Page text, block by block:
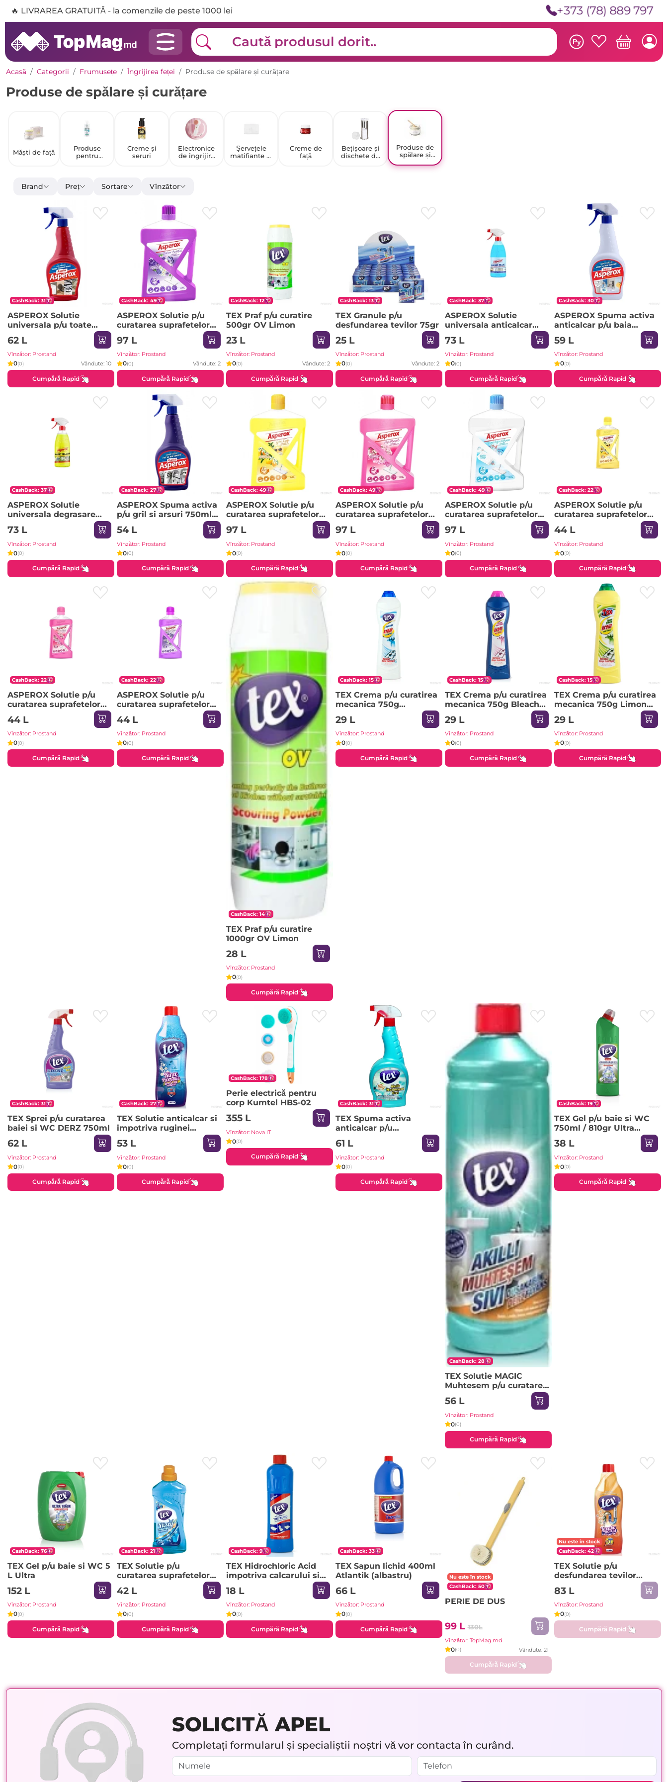
🔥 LIVRAREA GRATUITĂ - la comenzile de peste 1000 lei +373 (78) 889 797
Ру
Acasă Categorii Frumusețe Îngrijirea feței Produse de spălare și curățare
Produse de spălare și curățare
Măști de față
Produse
pentru
Creme și
seruri
Electronice
de îngrijire
Șervețele
matifiante și
Creme de
față
Bețișoare și
dischete de
Produse de
spălare și
Brand Preț Sortare Vînzător
CashBack: 31
ASPEROX Solutie
universala p/u toate
suprafete 750ml /rosu/
62 L
Vînzător: Prostand
0(0) Vândute: 10
Cumpără Rapid
CashBack: 49
ASPEROX Solutie p/u
curatarea suprafetelor
2500ml Violet & Jasmin
(violet) 8024
97 L
Vînzător: Prostand
0(0) Vândute: 2
Cumpără Rapid
CashBack: 12
TEX Praf p/u curatire
500gr OV Limon
23 L
Vînzător: Prostand
0(0) Vândute: 2
Cumpără Rapid
CashBack: 13
TEX Granule p/u
desfundarea tevilor 75gr
25 L
Vînzător: Prostand
0(0) Vândute: 2
Cumpără Rapid
CashBack: 37
ASPEROX Solutie
universala anticalcar
Magic Blue Ultra1000 ml
73 L
Vînzător: Prostand
0(0)
Cumpără Rapid
CashBack: 30
ASPEROX Spuma activa
anticalcar p/u baia
750ml /alb/
59 L
Vînzător: Prostand
0(0)
Cumpără Rapid
CashBack: 37
ASPEROX Solutie
universala degrasare
Magic Yellow 1000ml
73 L
Vînzător: Prostand
0(0)
Cumpără Rapid
CashBack: 27
ASPEROX Spuma activa
p/u gril si arsuri 750ml
/violet
54 L
Vînzător: Prostand
0(0)
Cumpără Rapid
CashBack: 49
ASPEROX Solutie p/u
curatarea suprafetelor
2500ml Lemon & Orange
(galben) 8017
97 L
Vînzător: Prostand
0(0)
Cumpără Rapid
CashBack: 49
ASPEROX Solutie p/u
curatarea suprafetelor
2500ml Magnolia &
Freesia (roz) 8000
97 L
Vînzător: Prostand
0(0)
Cumpără Rapid
CashBack: 49
ASPEROX Solutie p/u
curatarea suprafetelor
2500ml Sapun alb
(albastru) 7997
97 L
Vînzător: Prostand
0(0)
Cumpără Rapid
CashBack: 22
ASPEROX Solutie p/u
curatarea suprafetelor
1000ml 1/12 Lemon &
Orange (galben) 8857
44 L
Vînzător: Prostand
0(0)
Cumpără Rapid
CashBack: 22
ASPEROX Solutie p/u
curatarea suprafetelor
1000ml 1/12 Magnolia &
Freesia (roz) 8871
44 L
Vînzător: Prostand
0(0)
Cumpără Rapid
CashBack: 22
ASPEROX Solutie p/u
curatarea suprafetelor
Jasmin (violet) 8864
44 L
Vînzător: Prostand
0(0)
Cumpără Rapid
CashBack: 14
TEX Praf p/u curatire
1000gr OV Limon
28 L
Vînzător: Prostand
0(0)
Cumpără Rapid
CashBack: 15
TEX Crema p/u curatirea
mecanica 750g
29 L
Vînzător: Prostand
0(0)
Cumpără Rapid
CashBack: 15
TEX Crema p/u curatirea
mecanica 750g Bleach
cu inalbitor (albastru)
29 L
Vînzător: Prostand
0(0)
Cumpără Rapid
CashBack: 15
TEX Crema p/u curatirea
mecanica 750g Limon
29 L
Vînzător: Prostand
0(0)
Cumpără Rapid
CashBack: 31
TEX Sprei p/u curatarea
baiei si WC DERZ 750ml
62 L
Vînzător: Prostand
0(0)
Cumpără Rapid
CashBack: 27
TEX Solutie anticalcar si
impotriva ruginei
1000gr/900ml
53 L
Vînzător: Prostand
0(0)
Cumpără Rapid
CashBack: 178
Perie electrică pentru
corp Kumtel HBS-02
355 L
Vînzător: Nova IT
0(0)
Cumpără Rapid
CashBack: 31
TEX Spuma activa
anticalcar p/u
baia/teracota 750ml
Muhtesem
61 L
Vînzător: Prostand
0(0)
Cumpără Rapid
CashBack: 28
TEX Solutie MAGIC
Muhtesem p/u curatare
baie si faianta,
antirugina 1000gr/925ml
56 L
Vînzător: Prostand
0(0)
Cumpără Rapid
CashBack: 19
TEX Gel p/u baie si WC
750ml / 810gr Ultra
Snow White
38 L
Vînzător: Prostand
0(0)
Cumpără Rapid
CashBack: 76
TEX Gel p/u baie si WC 5
L Ultra
152 L
Vînzător: Prostand
0(0)
Cumpără Rapid
CashBack: 21
TEX Solutie p/u
curatarea suprafetelor
5000ml Violet / Lavanda
42 L
Vînzător: Prostand
0(0)
Cumpără Rapid
CashBack: 9
TEX Hidrochloric Acid
impotriva calcarului si
ruginei 2380gr Tuz Ruhu
18 L
Vînzător: Prostand
0(0)
Cumpără Rapid
CashBack: 33
TEX Sapun lichid 400ml
Atlantik (albastru)
66 L
Vînzător: Prostand
0(0)
Cumpără Rapid
Nu este în stock
CashBack: 50
PERIE DE DUS
99 L 130L
Vînzător: TopMag.md
0(0) Vândute: 21
Cumpără Rapid
Nu este în stock
CashBack: 42
TEX Solutie p/u
desfundarea tevilor
83 L
Vînzător: Prostand
0(0)
Cumpără Rapid
SOLICITĂ APEL
Completați formularul și specialiștii noștri vă vor contacta în curând.